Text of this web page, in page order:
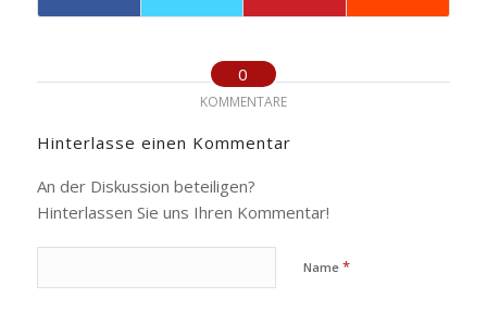
0
KOMMENTARE
Hinterlasse einen Kommentar
An der Diskussion beteiligen?
Hinterlassen Sie uns Ihren Kommentar!
Name *